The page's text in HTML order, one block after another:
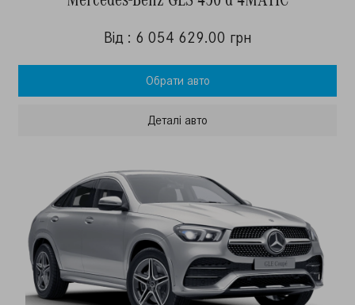
Від : 6 054 629.00 грн
Обрати авто
Деталi авто